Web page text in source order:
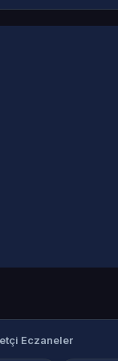
Eczaneler